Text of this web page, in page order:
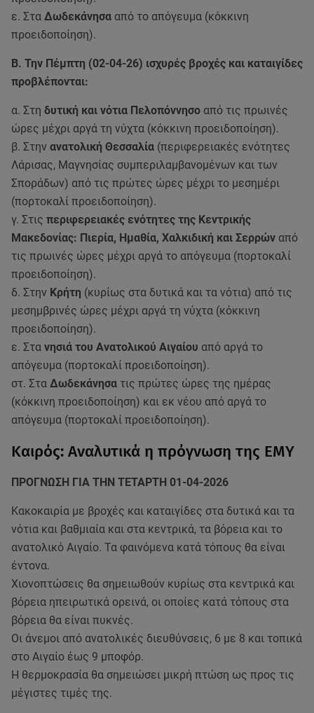
ε. Στα Δωδεκάνησα από το απόγευμα (κόκκινη
προειδοποίηση).
Β. Την Πέμπτη (02-04-26) ισχυρές βροχές και καταιγίδες
προβλέπονται:
α. Στη δυτική και νότια Πελοπόννησο από τις πρωινές
ώρες μέχρι αργά τη νύχτα (κόκκινη προειδοποίηση).
β. Στην ανατολική Θεσσαλία (περιφερειακές ενότητες
Λάρισας, Μαγνησίας συμπεριλαμβανομένων και των
Σποράδων) από τις πρώτες ώρες μέχρι το μεσημέρι
(πορτοκαλί προειδοποίηση).
γ. Στις περιφερειακές ενότητες της Κεντρικής
Μακεδονίας: Πιερία, Ημαθία, Χαλκιδική και Σερρών από
τις πρωινές ώρες μέχρι αργά το απόγευμα (πορτοκαλί
προειδοποίηση).
δ. Στην Κρήτη (κυρίως στα δυτικά και τα νότια) από τις
μεσημβρινές ώρες μέχρι αργά τη νύχτα (κόκκινη
προειδοποίηση).
ε. Στα νησιά του Ανατολικού Αιγαίου από αργά το
απόγευμα (πορτοκαλί προειδοποίηση).
στ. Στα Δωδεκάνησα τις πρώτες ώρες της ημέρας
(κόκκινη προειδοποίηση) και εκ νέου από αργά το
απόγευμα (πορτοκαλί προειδοποίηση).
Καιρός: Αναλυτικά η πρόγνωση της ΕΜΥ
ΠΡΟΓΝΩΣΗ ΓΙΑ ΤΗΝ ΤΕΤΑΡΤΗ 01-04-2026
Κακοκαιρία με βροχές και καταιγίδες στα δυτικά και τα
νότια και βαθμιαία και στα κεντρικά, τα βόρεια και το
ανατολικό Αιγαίο. Τα φαινόμενα κατά τόπους θα είναι
έντονα.
Χιονοπτώσεις θα σημειωθούν κυρίως στα κεντρικά και
βόρεια ηπειρωτικά ορεινά, οι οποίες κατά τόπους στα
βόρεια θα είναι πυκνές.
Οι άνεμοι από ανατολικές διευθύνσεις, 6 με 8 και τοπικά
στο Αιγαίο έως 9 μποφόρ.
Η θερμοκρασία θα σημειώσει μικρή πτώση ως προς τις
μέγιστες τιμές της.